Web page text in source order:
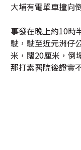
大埔有電單車撞向
事發在晚上約10時
駛，駛至近元洲仔
米，闊20厘米，倒
那打素醫院後證實